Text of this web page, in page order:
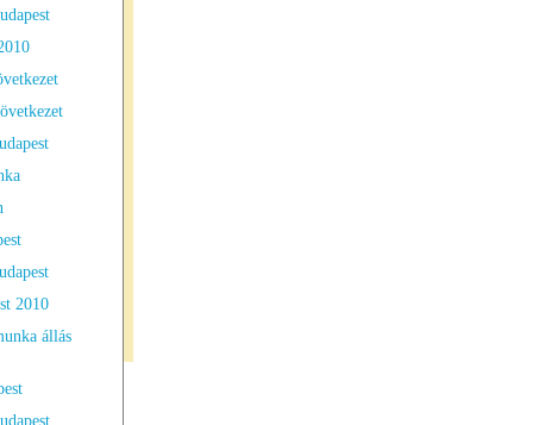
2010
állás